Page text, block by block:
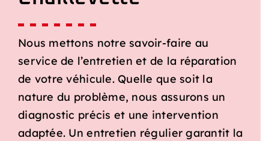
Nous mettons notre savoir-faire au
service de l’entretien et de la réparation
de votre véhicule. Quelle que soit la
nature du problème, nous assurons un
diagnostic précis et une intervention
adaptée. Un entretien régulier garantit la